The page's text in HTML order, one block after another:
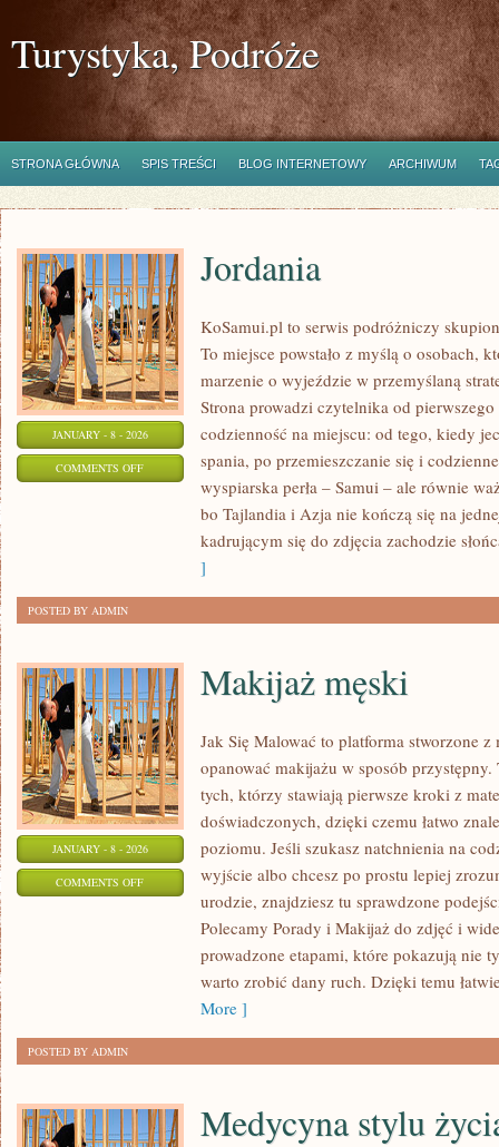
Turystyka, Podróże
STRONA GŁÓWNA SPIS TREŚCI BLOG INTERNETOWY ARCHIWUM
JANUARY - 8 - 2026
COMMENTS OFFON
Jordania
KoSamui.pl to serwis podróżniczy
To miejsce powstało z myślą o osobach,
marzenie o wyjeździe w przemyślaną
Strona prowadzi czytelnika od
codzienność na miejscu: od tego, kiedy
spania, po przemieszczanie się i
wyspiarska perła – Samui – ale równie
bo Tajlandia i Azja nie kończą się na
kadrującym się do zdjęcia zachodzie
]
POSTED BY ADMIN
JANUARY - 8 - 2026
COMMENTS OFFON
Makijaż męski
Jak Się Malować to platforma stworzone
opanować makijażu w sposób przystępny.
tych, którzy stawiają pierwsze kroki z
doświadczonych, dzięki czemu łatwo
poziomu. Jeśli szukasz natchnienia na
wyjście albo chcesz po prostu lepiej
urodzie, znajdziesz tu sprawdzone
Polecamy Porady i Makijaż do zdjęć i
prowadzone etapami, które pokazują nie
warto zrobić dany ruch. Dzięki temu
More ]
POSTED BY ADMIN
Medycyna stylu